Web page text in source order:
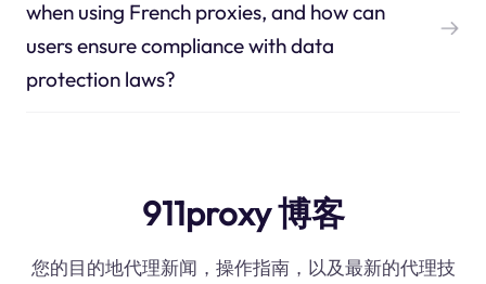
when using French proxies, and how can
users ensure compliance with data
protection laws?
911proxy 博客
您的目的地代理新闻，操作指南，以及最新的代理技